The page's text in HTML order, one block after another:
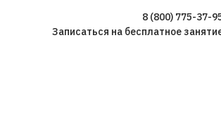
8 (800) 775-37-
Записаться на бесплатное